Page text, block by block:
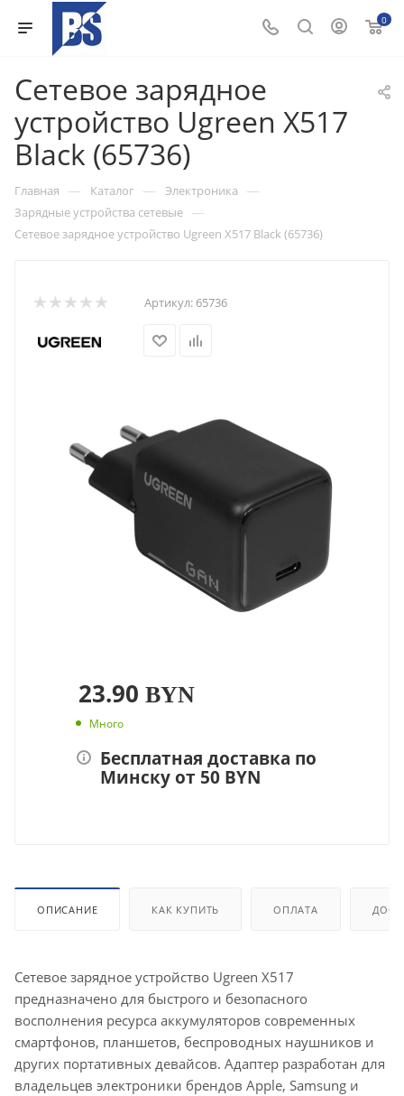
0
Сетевое зарядное
устройство Ugreen X517
Black (65736)
Главная — Каталог — Электроника —
Зарядные устройства сетевые —
Сетевое зарядное устройство Ugreen X517 Black (65736)
Артикул: 65736
23.90 BYN
Много
Бесплатная доставка по
Минску от 50 BYN
ОПИСАНИЕ КАК КУПИТЬ ОПЛАТА
Сетевое зарядное устройство Ugreen X517
предназначено для быстрого и безопасного
восполнения ресурса аккумуляторов современных
смартфонов, планшетов, беспроводных наушников и
других портативных девайсов. Адаптер разработан для
владельцев электроники брендов Apple, Samsung и